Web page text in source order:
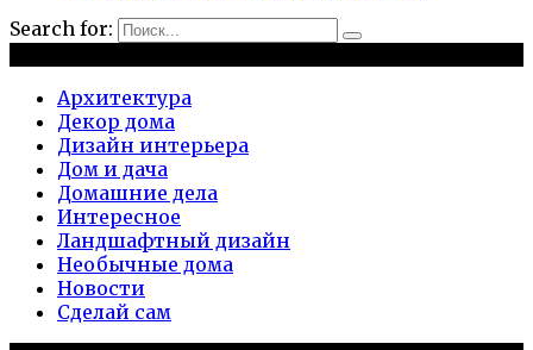
Search for:
Архитектура
Декор дома
Дизайн интерьера
Дом и дача
Домашние дела
Интересное
Ландшафтный дизайн
Необычные дома
Новости
Сделай сам